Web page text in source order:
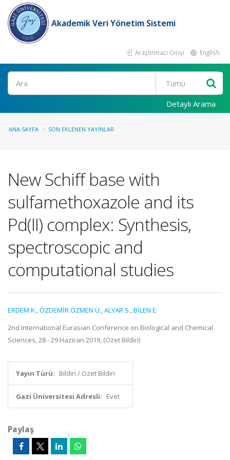
Akademik Veri Yönetim Sistemi
Araştırmacı Girişi English
Ara
Detaylı Arama
ANA SAYFA SON EKLENEN YAYINLAR
New Schiff base with
sulfamethoxazole and its
Pd(II) complex: Synthesis,
spectroscopic and
computational studies
ERDEM K.,ÖZDEMİR ÖZMEN Ü.,ALYAR S.,BİLEN E.
2nd International Eurasian Conference on Biological and Chemical
Sciences, 28 - 29 Haziran 2019, (Özet Bildiri)
Yayın Türü: Bildiri / Özet Bildiri
Gazi Üniversitesi Adresli: Evet
Paylaş